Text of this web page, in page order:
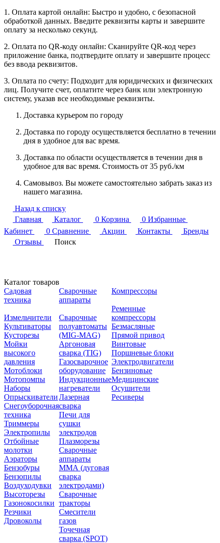
1. Оплата картой онлайн: Быстро и удобно, с безопасной
обработкой данных. Введите реквизиты карты и завершите
оплату за несколько секунд.
2. Оплата по QR-коду онлайн: Сканируйте QR-код через
приложение банка, подтвердите оплату и завершите процесс
без ввода реквизитов.
3. Оплата по счету: Подходит для юридических и физических
лиц. Получите счет, оплатите через банк или электронную
систему, указав все необходимые реквизиты.
Доставка курьером по городу
Доставка по городу осуществляется бесплатно в течении
дня в удобное для вас время.
Доставка по области осуществляется в течении дня в
удобное для вас время. Стоимость от 35 руб./км
Самовывоз. Вы можете самостоятельно забрать заказ из
нашего магазина.
Назад к списку
Главная
Каталог 0 Корзина 0 Избранные
Кабинет
0 Сравнение Акции Контакты
Бренды
Отзывы
Поиск
Каталог товаров
Садовая
техника
Измельчители
Культиваторы
Кусторезы
Мойки
высокого
давления
Мотоблоки
Мотопомпы
Наборы
Опрыскиватели
Снегоуборочная
техника
Триммеры
Электропилы
Отбойные
молотки
Аэраторы
Бензобуры
Бензопилы
Воздуходувки
Высоторезы
Газонокосилки
Резчики
Дровоколы
Сварочные
аппараты
Сварочные
полуавтоматы
(MIG-MAG)
Аргоновая
сварка (TIG)
Газосварочное
оборудование
Индукционные
нагреватели
Лазерная
сварка
Печи для
сушки
электродов
Плазморезы
Сварочные
аппараты
ММА (дуговая
сварка
электродами)
Сварочные
тракторы
Смесители
газов
Точечная
сварка (SPOT)
Компрессоры
Ременные
компрессоры
Безмасляные
Прямой привод
Винтовые
Поршневые блоки
Электродвигатели
Бензиновые
Медицинские
Осушители
Ресиверы